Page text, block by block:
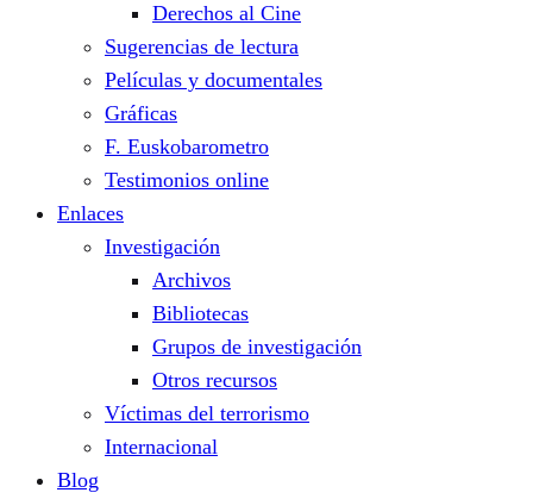
Derechos al Cine
Sugerencias de lectura
Películas y documentales
Gráficas
F. Euskobarometro
Testimonios online
Enlaces
Investigación
Archivos
Bibliotecas
Grupos de investigación
Otros recursos
Víctimas del terrorismo
Internacional
Blog